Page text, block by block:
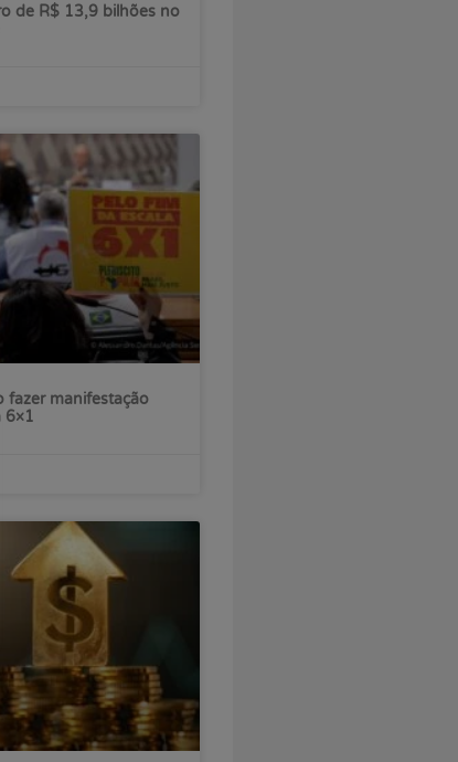
de R$ 13,9 bilhões no
fazer manifestação
6×1